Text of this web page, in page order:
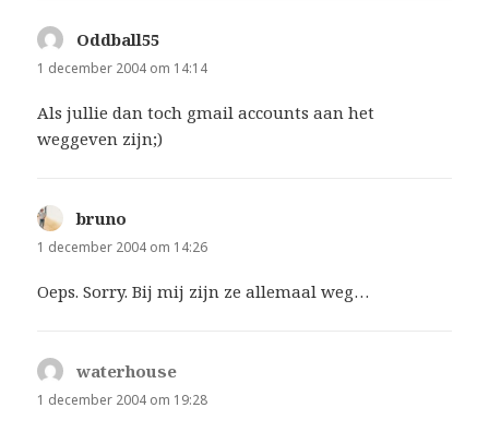
Oddball55
1 december 2004 om 14:14
Als jullie dan toch gmail accounts aan het
weggeven zijn;)
bruno
1 december 2004 om 14:26
Oeps. Sorry. Bij mij zijn ze allemaal weg…
waterhouse
1 december 2004 om 19:28